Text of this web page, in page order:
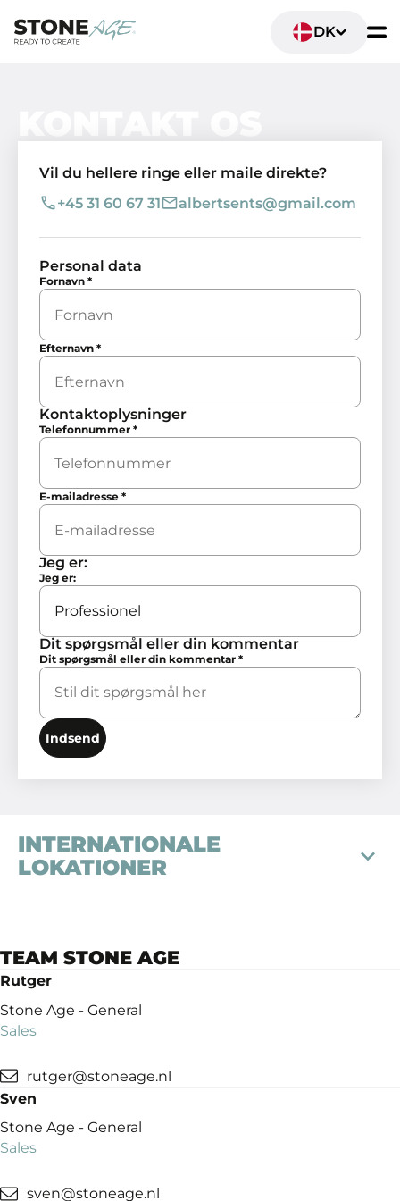
DK
Vil du hellere ringe eller maile direkte?
+45 31 60 67 31
albertsents@gmail.com
Personal data
Fornavn *
Efternavn *
Kontaktoplysninger
Telefonnummer *
E-mailadresse *
Jeg er:
Jeg er:
Dit spørgsmål eller din kommentar
Dit spørgsmål eller din kommentar *
Indsend
INTERNATIONALE
LOKATIONER
STONE AGE
NEDERLAND
Butaanstraat 10
7463 PG Rijssen
info@stoneage.nl
TEAM STONE AGE
Rutger
Stone Age - General
Sales
rutger@stoneage.nl
Sven
Stone Age - General
Sales
sven@stoneage.nl